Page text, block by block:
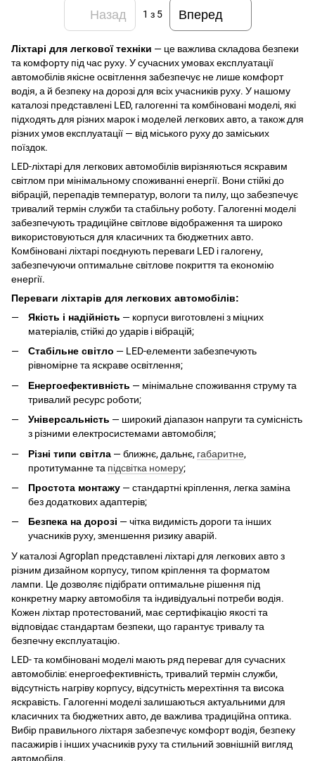
Назад 1 з 5 Вперед
Ліхтарі для легкової техніки — це важлива складова безпеки
та комфорту під час руху. У сучасних умовах експлуатації
автомобілів якісне освітлення забезпечує не лише комфорт
водія, а й безпеку на дорозі для всіх учасників руху. У нашому
каталозі представлені LED, галогенні та комбіновані моделі, які
підходять для різних марок і моделей легкових авто, а також для
різних умов експлуатації — від міського руху до заміських
поїздок.
LED-ліхтарі для легкових автомобілів вирізняються яскравим
світлом при мінімальному споживанні енергії. Вони стійкі до
вібрацій, перепадів температур, вологи та пилу, що забезпечує
тривалий термін служби та стабільну роботу. Галогенні моделі
забезпечують традиційне світлове відображення та широко
використовуються для класичних та бюджетних авто.
Комбіновані ліхтарі поєднують переваги LED і галогену,
забезпечуючи оптимальне світлове покриття та економію
енергії.
Переваги ліхтарів для легкових автомобілів:
Якість і надійність — корпуси виготовлені з міцних
матеріалів, стійкі до ударів і вібрацій;
Стабільне світло — LED-елементи забезпечують
рівномірне та яскраве освітлення;
Енергоефективність — мінімальне споживання струму та
тривалий ресурс роботи;
Універсальність — широкий діапазон напруги та сумісність
з різними електросистемами автомобіля;
Різні типи світла — ближнє, дальнє, габаритне,
протитуманне та підсвітка номеру;
Простота монтажу — стандартні кріплення, легка заміна
без додаткових адаптерів;
Безпека на дорозі — чітка видимість дороги та інших
учасників руху, зменшення ризику аварій.
У каталозі Agroplan представлені ліхтарі для легкових авто з
різним дизайном корпусу, типом кріплення та форматом
лампи. Це дозволяє підібрати оптимальне рішення під
конкретну марку автомобіля та індивідуальні потреби водія.
Кожен ліхтар протестований, має сертифікацію якості та
відповідає стандартам безпеки, що гарантує тривалу та
безпечну експлуатацію.
LED- та комбіновані моделі мають ряд переваг для сучасних
автомобілів: енергоефективність, тривалий термін служби,
відсутність нагріву корпусу, відсутність мерехтіння та висока
яскравість. Галогенні моделі залишаються актуальними для
класичних та бюджетних авто, де важлива традиційна оптика.
Вибір правильного ліхтаря забезпечує комфорт водія, безпеку
пасажирів і інших учасників руху та стильний зовнішній вигляд
автомобіля.